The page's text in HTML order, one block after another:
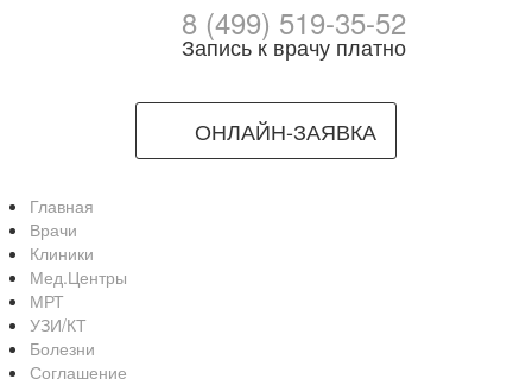
8 (499) 519-35-52
Запись к врачу платно
ОНЛАЙН-ЗАЯВКА
Главная
Врачи
Клиники
Мед.Центры
МРТ
УЗИ/КТ
Болезни
Соглашение